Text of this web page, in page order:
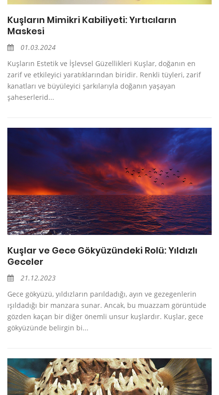
Kuşların Mimikri Kabiliyeti: Yırtıcıların
Maskesi
01.03.2024
Kuşların Estetik ve İşlevsel Güzellikleri Kuşlar, doğanın en
zarif ve etkileyici yaratıklarından biridir. Renkli tüyleri, zarif
kanatları ve büyüleyici şarkılarıyla doğanın yaşayan
şaheserlerid...
Kuşlar ve Gece Gökyüzündeki Rolü: Yıldızlı
Geceler
21.12.2023
Gece gökyüzü, yıldızların parıldadığı, ayın ve gezegenlerin
ışıldadığı bir manzara sunar. Ancak, bu muazzam görüntüde
gözden kaçan bir diğer önemli unsur kuşlardır. Kuşlar, gece
gökyüzünde belirgin bi...